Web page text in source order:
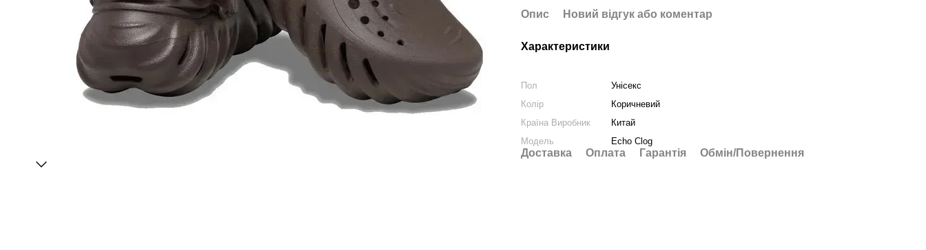
Опис Новий відгук або коментар
Характеристики
Пол
Унісекс
Колір
Коричневий
Країна Виробник
Китай
Модель
Echo Clog
Доставка Оплата Гарантія Обмін/Повернення